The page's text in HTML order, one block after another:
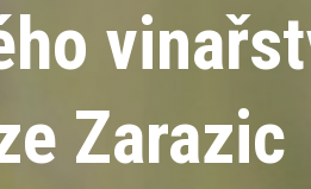
Zarazic